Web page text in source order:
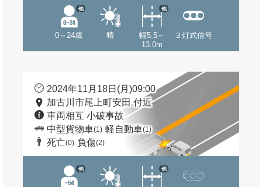
0～24歳
他
晴
幅5.5～
13.0m
他
３灯式信号
2024年11月18日(月)09:00
加古川市尾上町安田 付近
車両相互 小破事故
中型貨物車(1) 軽自動車(1)
死亡(0) 負傷(2)
他 他